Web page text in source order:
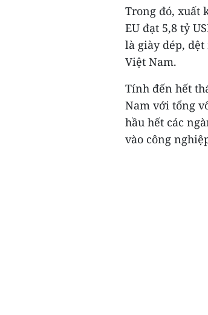
Trong đó, xuất
EU đạt 5,8 tỷ
là giày dép, dệt
Việt Nam.
Tính đến hết
Nam với tổng
hầu hết các
vào công